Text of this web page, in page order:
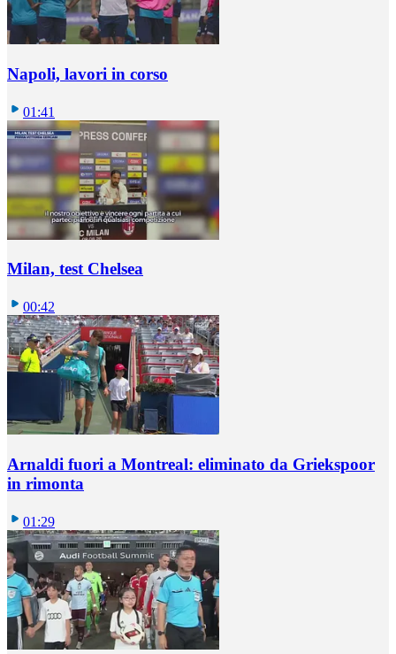
Napoli, lavori in corso
01:41
Milan, test Chelsea
00:42
Arnaldi fuori a Montreal: eliminato da Griekspoor
in rimonta
01:29